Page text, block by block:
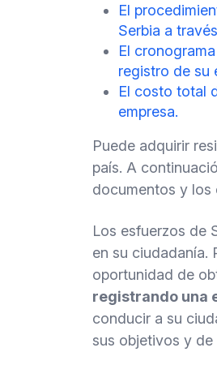
El
Serbia a
El
registro de su
El costo total
empresa.
Puede adquirir
país. A
documentos y los
Los esfuerzos de
en su ciudadanía.
oportunidad de
registrando una
conducir a su
sus objetivos y